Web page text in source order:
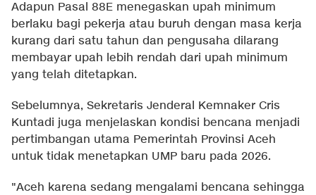
Adapun Pasal 88E menegaskan upah minimum
berlaku bagi pekerja atau buruh dengan masa kerja
kurang dari satu tahun dan pengusaha dilarang
membayar upah lebih rendah dari upah minimum
yang telah ditetapkan.
Sebelumnya, Sekretaris Jenderal Kemnaker Cris
Kuntadi juga menjelaskan kondisi bencana menjadi
pertimbangan utama Pemerintah Provinsi Aceh
untuk tidak menetapkan UMP baru pada 2026.
"Aceh karena sedang mengalami bencana sehingga